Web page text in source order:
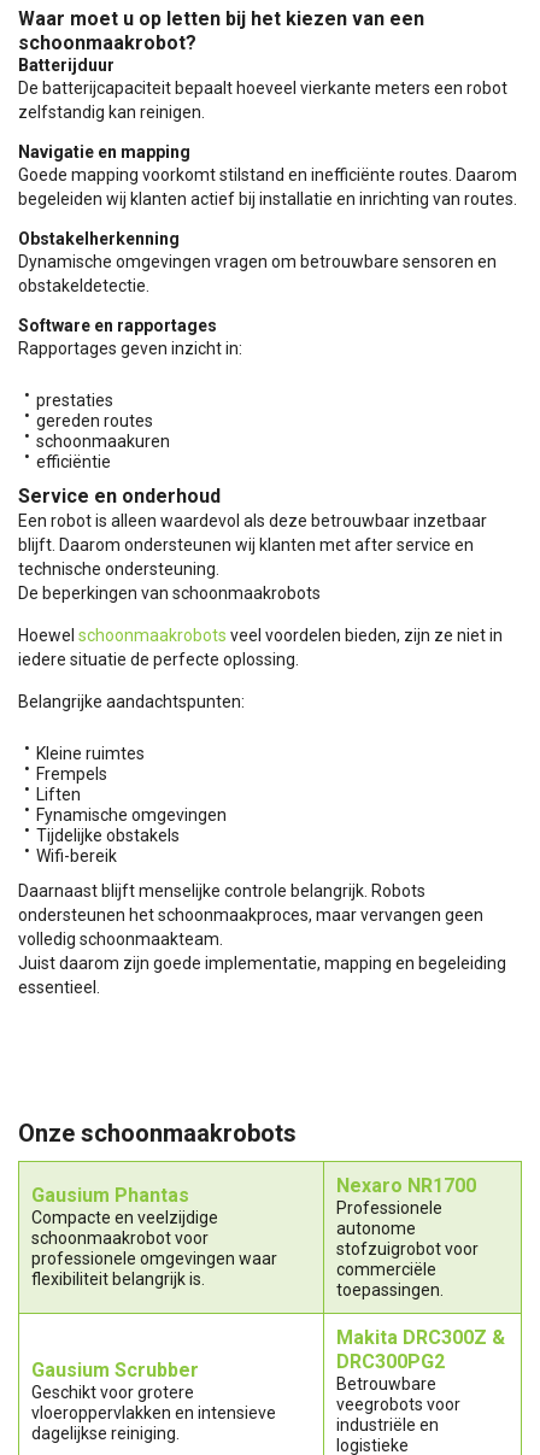
Waar moet u op letten bij het kiezen van een
schoonmaakrobot?
Batterijduur
De batterijcapaciteit bepaalt hoeveel vierkante meters een robot
zelfstandig kan reinigen.
Navigatie en mapping
Goede mapping voorkomt stilstand en inefficiënte routes. Daarom
begeleiden wij klanten actief bij installatie en inrichting van routes.
Obstakelherkenning
Dynamische omgevingen vragen om betrouwbare sensoren en
obstakeldetectie.
Software en rapportages
Rapportages geven inzicht in:
prestaties
gereden routes
schoonmaakuren
efficiëntie
Service en onderhoud
Een robot is alleen waardevol als deze betrouwbaar inzetbaar
blijft. Daarom ondersteunen wij klanten met after service en
technische ondersteuning.
De beperkingen van schoonmaakrobots
Hoewel schoonmaakrobots veel voordelen bieden, zijn ze niet in
iedere situatie de perfecte oplossing.
Belangrijke aandachtspunten:
Kleine ruimtes
Frempels
Liften
Fynamische omgevingen
Tijdelijke obstakels
Wifi-bereik
Daarnaast blijft menselijke controle belangrijk. Robots
ondersteunen het schoonmaakproces, maar vervangen geen
volledig schoonmaakteam.
Juist daarom zijn goede implementatie, mapping en begeleiding
essentieel.
Onze schoonmaakrobots
Gausium Phantas
Compacte en veelzijdige
schoonmaakrobot voor
professionele omgevingen waar
flexibiliteit belangrijk is.
Nexaro NR1700
Professionele
autonome
stofzuigrobot voor
commerciële
toepassingen.
Gausium Scrubber
Geschikt voor grotere
vloeroppervlakken en intensieve
dagelijkse reiniging.
Makita DRC300Z &
DRC300PG2
Betrouwbare
veegrobots voor
industriële en
logistieke